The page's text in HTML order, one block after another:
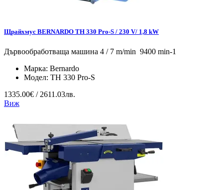
Щрайхмус BERNARDO TH 330 Pro-S / 230 V/ 1,8 kW
Дървообработваща машина 4 / 7 m/min 9400 min-1
Марка: Bernardo
Модел: TH 330 Pro-S
1335.00€ / 2611.03лв.
Виж